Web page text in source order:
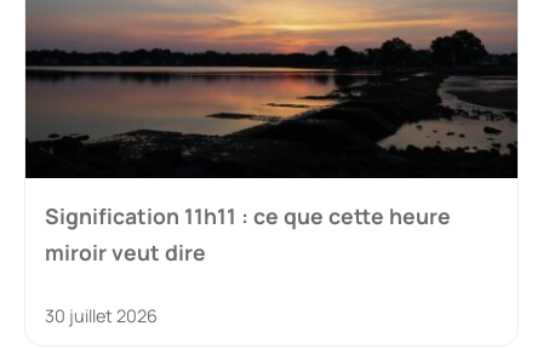
Signification 11h11 : ce que cette heure
miroir veut dire
30 juillet 2026